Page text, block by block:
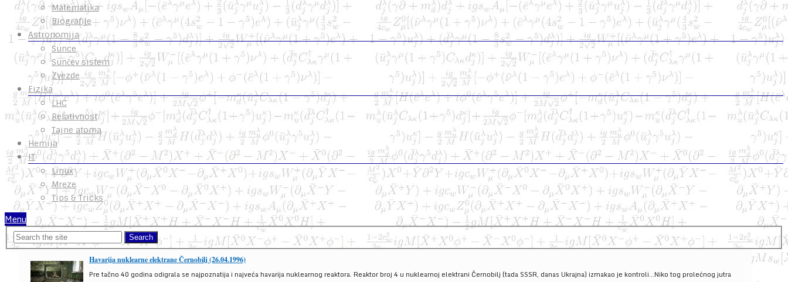
Matematika
Biografije
Astronomija
Sunce
Sunčev sistem
Zvezde
Fizika
LHC
Relativnost
Tajne atoma
Hemija
IT
Linux
Mreze
Tips & Tricks
Menu
Havarija nuklearne elektrane Černobilj (26.04.1996)
Pre tačno 40 godina odigrala se najpoznatija i najveća havarija nuklearnog reaktora. Reaktor broj 4 u nuklearnoj elektrani Černobilj (tada SSSR, danas Ukrajna) izmakao je kontroli...Niko tog prolećnog jutra